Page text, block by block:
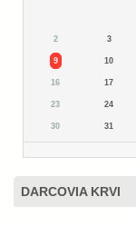
2 3
9 10
16 17
23 24
30 31
DARCOVIA KRVI